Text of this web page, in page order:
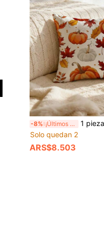
-8% ¡Últimos 3 días
1 pieza Funda de almohada con estampado de hoja de calabaza de otoño & piña, con
Solo quedan 2
ARS$8.503